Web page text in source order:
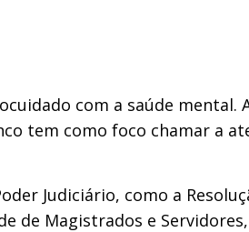
com a saúde mental.
tem como foco chamar a
Judiciário, como a
de Magistrados e